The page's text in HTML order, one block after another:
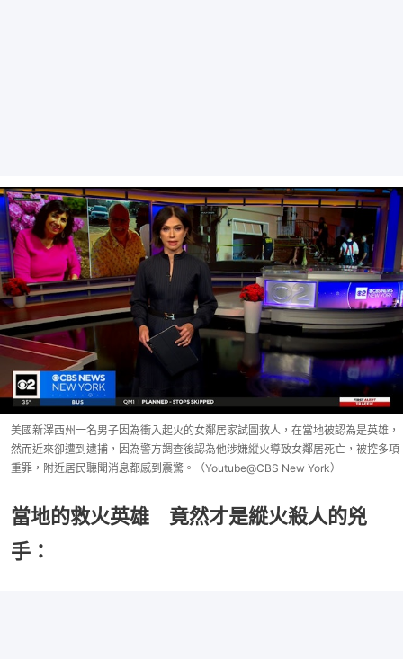
美國新澤西州一名男子因為衝入起火的女鄰居家試圖救人，在當地被認為是英雄，
然而近來卻遭到逮捕，因為警方調查後認為他涉嫌縱火導致女鄰居死亡，被控多項
重罪，附近居民聽聞消息都感到震驚。（Youtube@CBS New York）
當地的救火英雄 竟然才是縱火殺人的兇
手：